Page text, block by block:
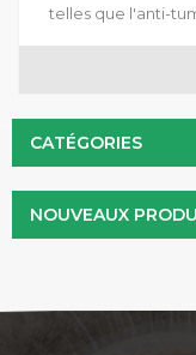
telles que l'anti-
régulation de la
du foie et
CATÉGORIES
NOUVEAUX